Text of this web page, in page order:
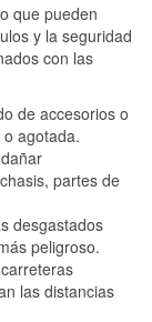
que pueden
y la seguridad
con las
de accesorios o
agotada.
partes de
desgastados
peligroso.
las distancias